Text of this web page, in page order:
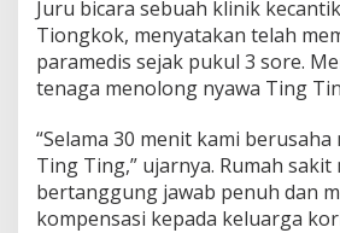
Juru bicara sebuah klinik
Tiongkok, menyatakan telah
paramedis sejak pukul 3 sore.
tenaga menolong nyawa Ting
“Selama 30 menit kami
Ting Ting,” ujarnya. Rumah
bertanggung jawab penuh dan
kompensasi kepada keluarga